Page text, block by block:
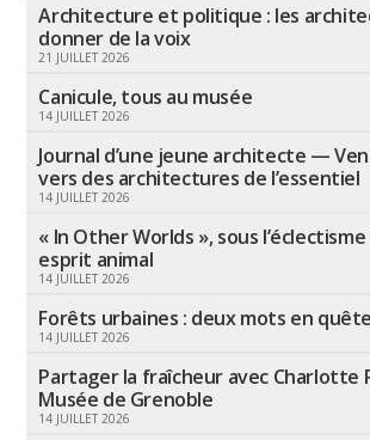
Architecture et politique : les
donner de la voix
21 JUILLET 2026
Canicule, tous au musée
14 JUILLET 2026
Journal d’une jeune architecte —
vers des architectures de l’essentiel
14 JUILLET 2026
« In Other Worlds », sous
esprit animal
14 JUILLET 2026
Forêts urbaines : deux mots en
14 JUILLET 2026
Partager la fraîcheur avec Charlotte
Musée de Grenoble
14 JUILLET 2026